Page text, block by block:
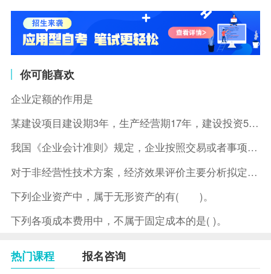
你可能喜欢
企业定额的作用是
某建设项目建设期3年，生产经营期17年，建设投资5500万元
我国《企业会计准则》规定，企业按照交易或者事项的经济特征确定
对于非经营性技术方案，经济效果评价主要分析拟定方案的( )。
下列企业资产中，属于无形资产的有( )。
下列各项成本费用中，不属于固定成本的是( )。
热门课程 报名咨询